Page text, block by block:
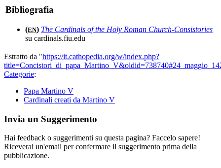
Bibliografia
(EN) The Cardinals of the Holy Roman Church-Consistories
su cardinals.fiu.edu
Estratto da "https://it.cathopedia.org/w/index.php?
Categorie:
Papa Martino V
Cardinali creati da Martino V
Invia un Suggerimento
Hai feedback o suggerimenti su questa pagina? Faccelo sapere!
Riceverai un'email per confermare il suggerimento prima della
pubblicazione.